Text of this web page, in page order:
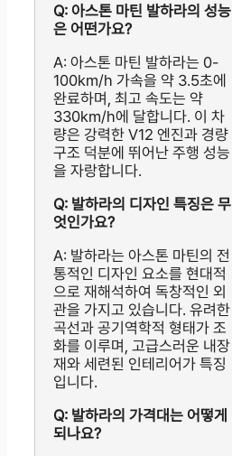
Q: 아스톤 마틴 발하라의 성능
은 어떤가요?
A: 아스톤 마틴 발하라는 0-
100km/h 가속을 약 3.5초에
완료하며, 최고 속도는 약
330km/h에 달합니다. 이 차
량은 강력한 V12 엔진과 경량
구조 덕분에 뛰어난 주행 성능
을 자랑합니다.
Q: 발하라의 디자인 특징은 무
엇인가요?
A: 발하라는 아스톤 마틴의 전
통적인 디자인 요소를 현대적
으로 재해석하여 독창적인 외
관을 가지고 있습니다. 유려한
곡선과 공기역학적 형태가 조
화를 이루며, 고급스러운 내장
재와 세련된 인테리어가 특징
입니다.
Q: 발하라의 가격대는 어떻게
되나요?